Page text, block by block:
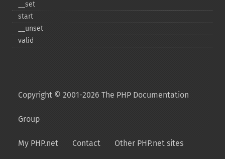
_​_​set
start
_​_​unset
valid
Copyright © 2001-2026 The PHP Documentation
Group
My PHP.net Contact Other PHP.net sites